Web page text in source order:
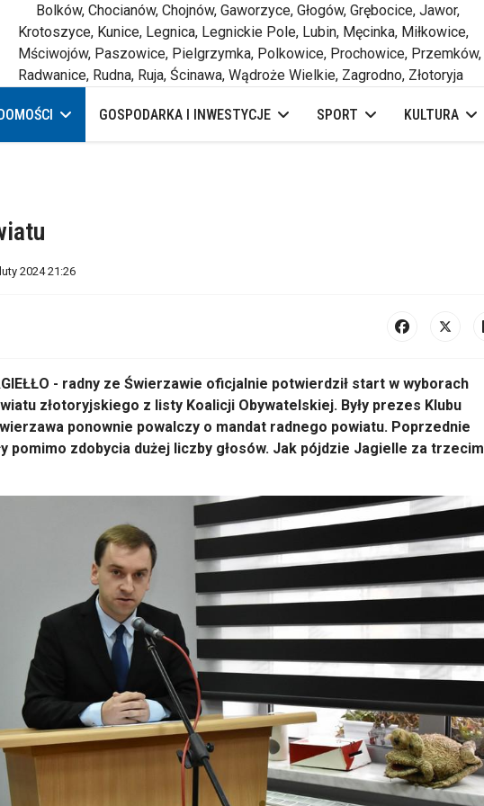
Bolków, Chocianów, Chojnów, Gaworzyce, Głogów, Grębocice, Jawor,
Krotoszyce, Kunice, Legnica, Legnickie Pole, Lubin, Męcinka, Miłkowice,
Mściwojów, Paszowice, Pielgrzymka, Polkowice, Prochowice, Przemków,
Radwanice, Rudna, Ruja, Ścinawa, Wądroże Wielkie, Zagrodno, Złotoryja
GOSPODARKA I INWESTYCJE SPORT KULTURA
2024 21:26
- radny ze Świerzawie oficjalnie potwierdził start w wyborach
złotoryjskiego z listy Koalicji Obywatelskiej. Były prezes Klubu
ponownie powalczy o mandat radnego powiatu. Poprzednie
pomimo zdobycia dużej liczby głosów. Jak pójdzie Jagielle za trzecim